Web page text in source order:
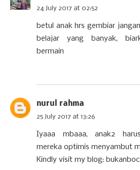
24 July 2017 at 02:52
betul anak hrs gembiar
belajar yang banyak,
bermain
nurul rahma
25 July 2017 at 13:26
Iyaaa mbaaa, anak2
mereka optimis menyambut
Kindly visit my blog: